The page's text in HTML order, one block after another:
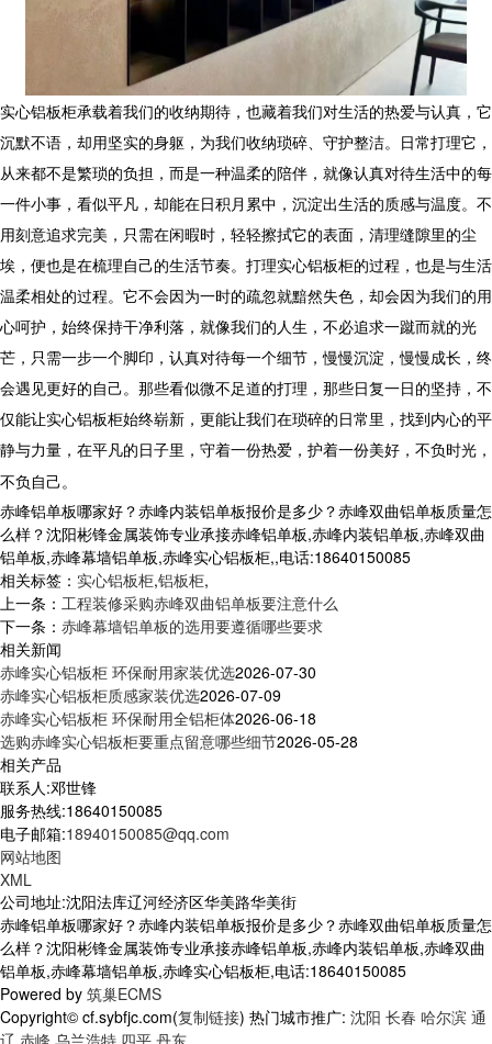
实心铝板柜承载着我们的收纳期待，也藏着我们对生活的热爱与认真，它
沉默不语，却用坚实的身躯，为我们收纳琐碎、守护整洁。日常打理它，
从来都不是繁琐的负担，而是一种温柔的陪伴，就像认真对待生活中的每
一件小事，看似平凡，却能在日积月累中，沉淀出生活的质感与温度。不
用刻意追求完美，只需在闲暇时，轻轻擦拭它的表面，清理缝隙里的尘
埃，便也是在梳理自己的生活节奏。打理实心铝板柜的过程，也是与生活
温柔相处的过程。它不会因为一时的疏忽就黯然失色，却会因为我们的用
心呵护，始终保持干净利落，就像我们的人生，不必追求一蹴而就的光
芒，只需一步一个脚印，认真对待每一个细节，慢慢沉淀，慢慢成长，终
会遇见更好的自己。那些看似微不足道的打理，那些日复一日的坚持，不
仅能让实心铝板柜始终崭新，更能让我们在琐碎的日常里，找到内心的平
静与力量，在平凡的日子里，守着一份热爱，护着一份美好，不负时光，
不负自己。
赤峰铝单板哪家好？赤峰内装铝单板报价是多少？赤峰双曲铝单板质量怎
么样？沈阳彬锋金属装饰专业承接赤峰铝单板,赤峰内装铝单板,赤峰双曲
铝单板,赤峰幕墙铝单板,赤峰实心铝板柜,,电话:18640150085
相关标签： 实心铝板柜,铝板柜,
上一条： 工程装修采购赤峰双曲铝单板要注意什么
下一条： 赤峰幕墙铝单板的选用要遵循哪些要求
相关新闻
赤峰实心铝板柜 环保耐用家装优选2026-07-30
赤峰实心铝板柜质感家装优选2026-07-09
赤峰实心铝板柜 环保耐用全铝柜体2026-06-18
选购赤峰实心铝板柜要重点留意哪些细节2026-05-28
相关产品
联系人:邓世锋
服务热线:18640150085
电子邮箱:18940150085@qq.com
网站地图
XML
公司地址:沈阳法库辽河经济区华美路华美街
赤峰铝单板哪家好？赤峰内装铝单板报价是多少？赤峰双曲铝单板质量怎
么样？沈阳彬锋金属装饰专业承接赤峰铝单板,赤峰内装铝单板,赤峰双曲
铝单板,赤峰幕墙铝单板,赤峰实心铝板柜,电话:18640150085
Powered by 筑巢ECMS
Copyright© cf.sybfjc.com(复制链接) 热门城市推广: 沈阳 长春 哈尔滨 通
辽 赤峰 乌兰浩特 四平 丹东